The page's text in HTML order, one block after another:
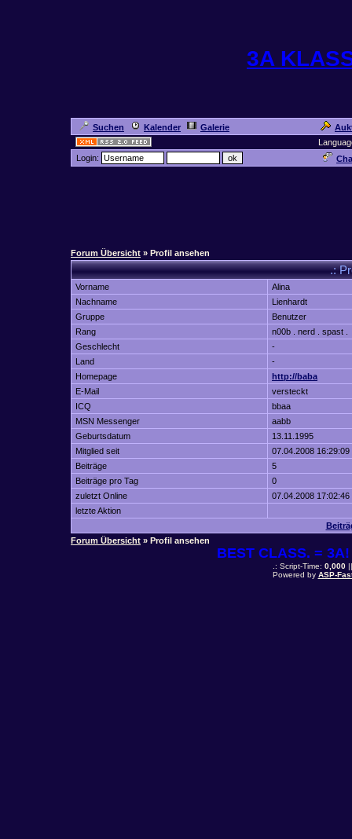
3A
Suchen Kalender Galerie
Login:
Forum Übersicht » Profil ansehen
.:
Vorname
Alina
Nachname
Lienhardt
Gruppe
Benutzer
Rang
n00b . nerd . spast .
Geschlecht
-
Land
-
Homepage
http://baba
E-Mail
versteckt
ICQ
bbaa
MSN Messenger
aabb
Geburtsdatum
13.11.1995
Mitglied seit
07.04.2008 16:29:09
Beiträge
5
Beiträge pro Tag
0
zuletzt Online
07.04.2008 17:02:46
letzte Aktion
Forum Übersicht » Profil ansehen
BEST CLASS. =
.: Script-Time: 0,000||
Powered by ASP-